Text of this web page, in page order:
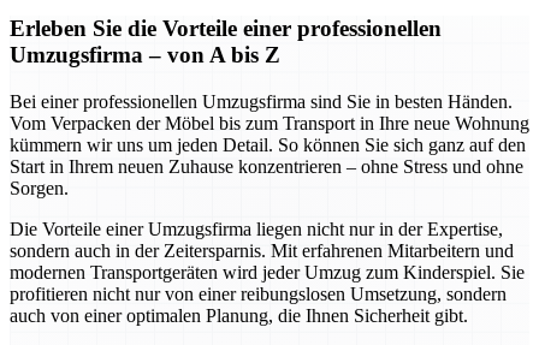
Erleben Sie die Vorteile einer professionellen
Umzugsfirma – von A bis Z
Bei einer professionellen Umzugsfirma sind Sie in besten Händen.
Vom Verpacken der Möbel bis zum Transport in Ihre neue Wohnung
kümmern wir uns um jeden Detail. So können Sie sich ganz auf den
Start in Ihrem neuen Zuhause konzentrieren – ohne Stress und ohne
Sorgen.
Die Vorteile einer Umzugsfirma liegen nicht nur in der Expertise,
sondern auch in der Zeitersparnis. Mit erfahrenen Mitarbeitern und
modernen Transportgeräten wird jeder Umzug zum Kinderspiel. Sie
profitieren nicht nur von einer reibungslosen Umsetzung, sondern
auch von einer optimalen Planung, die Ihnen Sicherheit gibt.